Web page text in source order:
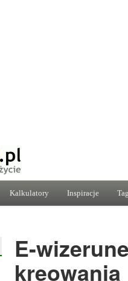
Kalkulatory Inspiracje
E-